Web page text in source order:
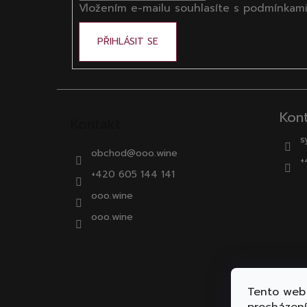
Tento
Vložením e-mailu souhlasíte s
PŘIHLÁSIT SE
obchod@ooo.wine
+420 605 144 141
ooo.wine
ooo.wine